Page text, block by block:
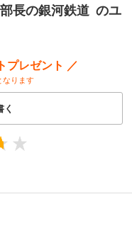
れくらいには好きだった。
：：：
長の銀河鉄道 のユ
プレゼント ／
なります